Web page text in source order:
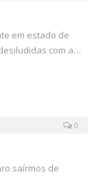
em estado de
com a…
0
saírmos de